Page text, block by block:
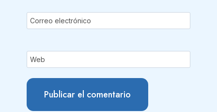
Correo electrónico
Web